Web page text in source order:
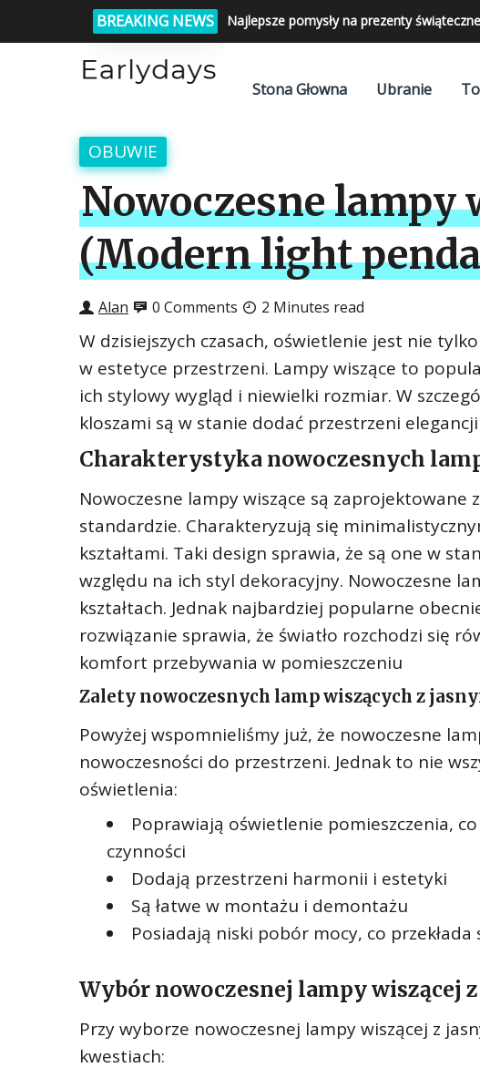
BREAKING NEWS Najlepsze pomysły na prezenty świąteczne
Stona Głowna Ubranie
OBUWIE
Nowoczesne
(Modern light
Alan 0 Comments 2 Minutes read
W dzisiejszych czasach, oświetlenie jest nie
w estetyce przestrzeni. Lampy wiszące to
ich stylowy wygląd i niewielki rozmiar. W
kloszami są w stanie dodać przestrzeni
Charakterystyka nowoczesnych
Nowoczesne lampy wiszące są
standardzie. Charakteryzują się
kształtami. Taki design sprawia, że są one w
względu na ich styl dekoracyjny. Nowoczesne
kształtach. Jednak najbardziej popularne
rozwiązanie sprawia, że światło rozchodzi się
komfort przebywania w pomieszczeniu
Zalety nowoczesnych lamp wiszących z
Powyżej wspomnieliśmy już, że nowoczesne
nowoczesności do przestrzeni. Jednak to nie
oświetlenia:
Poprawiają oświetlenie pomieszczenia,
czynności
Dodają przestrzeni harmonii i estetyki
Są łatwe w montażu i demontażu
Posiadają niski pobór mocy, co
Wybór nowoczesnej lampy wiszącej
Przy wyborze nowoczesnej lampy wiszącej z
kwestiach: